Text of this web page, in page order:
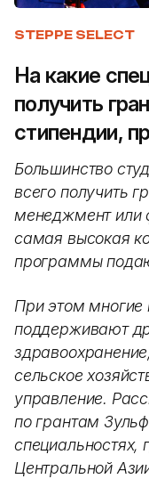
STEPPE SELECT
На какие
получить
стипендии,
Большинство
всего получить
менеджмент или
самая высокая
программы
При этом
поддерживают
сельское
управление.
по грантам
специальностях,
Центральной